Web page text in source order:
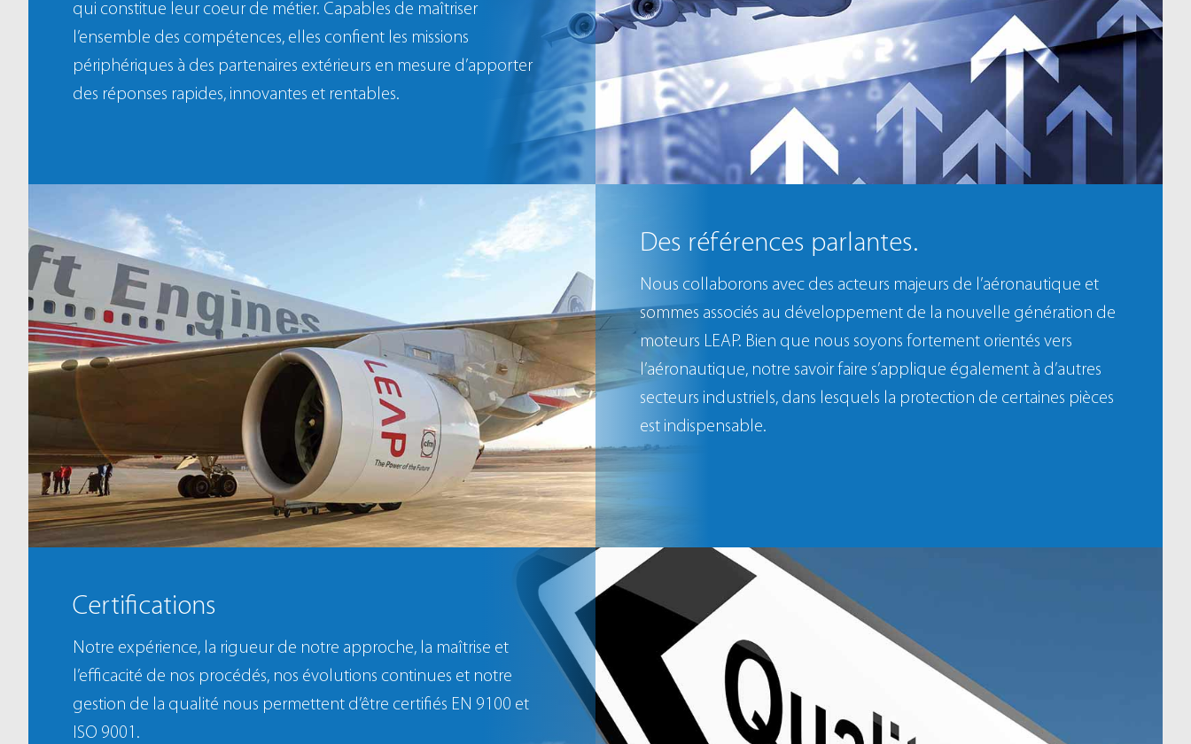
qui constitue leur coeur de métier. Capables de maîtriser
l’ensemble des compétences, elles confient les missions
périphériques à des partenaires extérieurs en mesure d’apporter
des réponses rapides, innovantes et rentables.
Des références parlantes.
Nous collaborons avec des acteurs majeurs de l’aéronautique et
sommes associés au développement de la nouvelle génération de
moteurs LEAP. Bien que nous soyons fortement orientés vers
l’aéronautique, notre savoir faire s’applique également à d’autres
secteurs industriels, dans lesquels la protection de certaines pièces
est indispensable.
Certifications
Notre expérience, la rigueur de notre approche, la maîtrise et
l’efficacité de nos procédés, nos évolutions continues et notre
gestion de la qualité nous permettent d’être certifiés EN 9100 et
ISO 9001.